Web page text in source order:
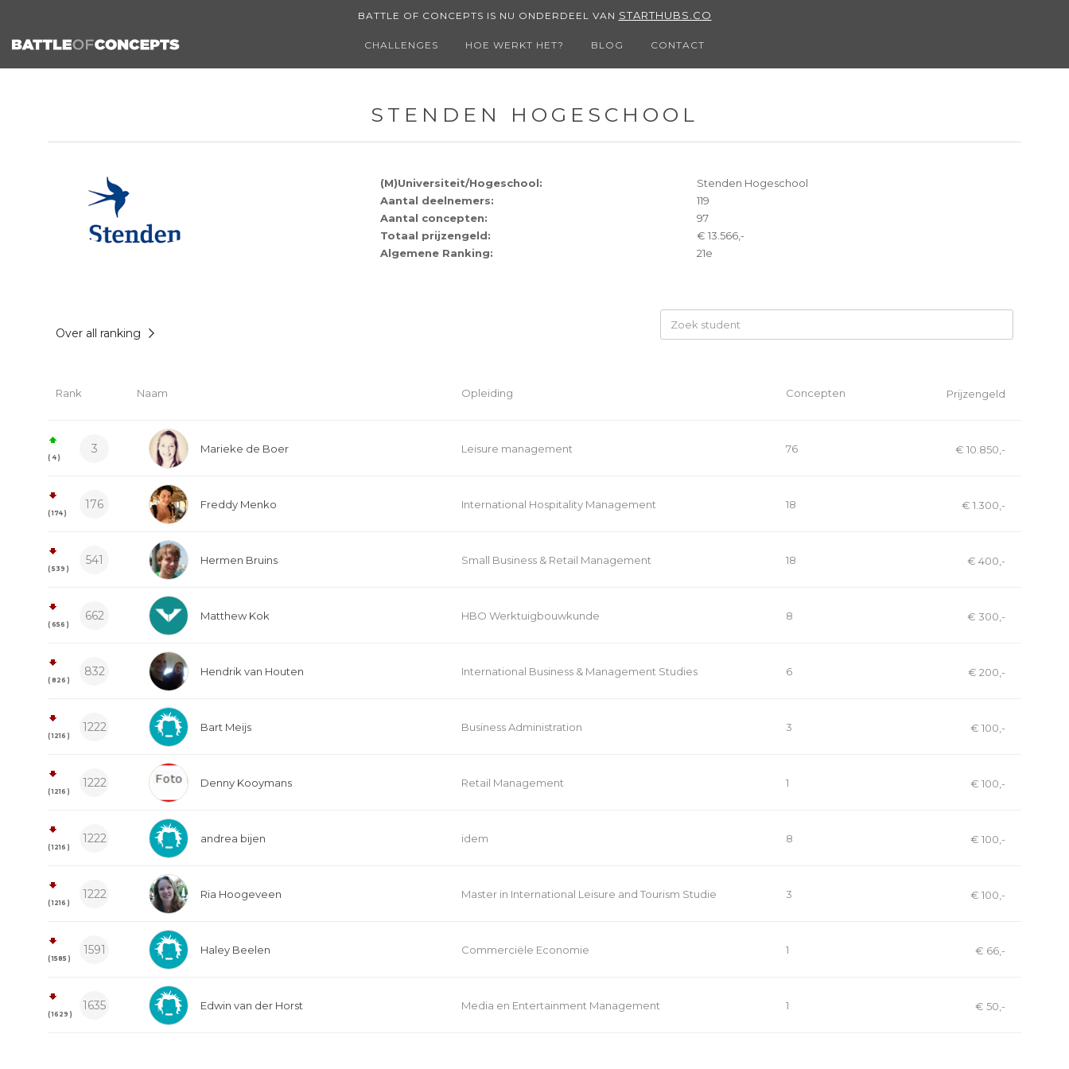
BATTLE OF CONCEPTS IS NU ONDERDEEL VAN STARTHUBS.CO
CHALLENGES HOE WERKT HET? BLOG CONTACT
STENDEN HOGESCHOOL
(M)Universiteit/Hogeschool:
Stenden Hogeschool
Aantal deelnemers:
119
Aantal concepten:
97
Totaal prijzengeld:
€ 13.566,-
Algemene Ranking:
21e
Over all ranking
Rank Naam Opleiding Concepten Prijzengeld
( 4 )
3 Marieke de Boer Leisure management 76 € 10.850,-
( 174 )
176 Freddy Menko International Hospitality Management 18 € 1.300,-
( 539 )
541 Hermen Bruins Small Business & Retail Management 18 € 400,-
( 656 )
662 Matthew Kok HBO Werktuigbouwkunde 8 € 300,-
( 826 )
832 Hendrik van Houten International Business & Management Studies 6 € 200,-
( 1216 )
1222 Bart Meijs Business Administration 3 € 100,-
( 1216 )
1222 Denny Kooymans Retail Management 1 € 100,-
( 1216 )
1222 andrea bijen idem 8 € 100,-
( 1216 )
1222 Ria Hoogeveen Master in International Leisure and Tourism Studie 3 € 100,-
( 1585 )
1591 Haley Beelen Commerciële Economie 1 € 66,-
( 1629 )
1635 Edwin van der Horst Media en Entertainment Management 1 € 50,-